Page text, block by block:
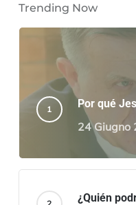
Trending Now
Por qué
24 Giugno
¿Quién